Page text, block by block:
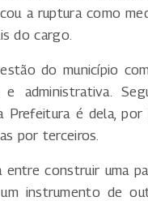
a ruptura como
do cargo.
do município
administrativa.
é dela,
por terceiros.
construir uma
instrumento de